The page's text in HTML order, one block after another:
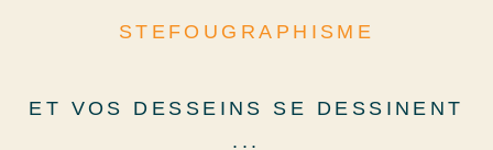
STEFOUGRAPHISME
ET VOS DESSEINS SE DESSINENT
...